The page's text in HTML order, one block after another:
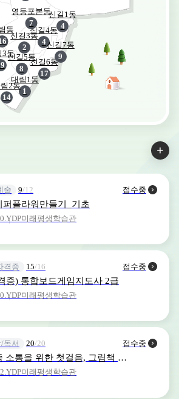
신길1동
4
신길3동
2
신길4동
4
신길5동
8
신길6동
17
신길7동
9
대림1동
1
2동
14
3동
영등포본동
7
동
술 9/12 접수중
플라워만들기_기초
YDP미래평생학습관
격증 15/16 접수중
증) 통합보드게임지도사 2급
YDP미래평생학습관
독서 20/20 접수중
[2026. 3분기] 가족 소통을 위한 첫걸음, 그림책 하브루타
YDP미래평생학습관